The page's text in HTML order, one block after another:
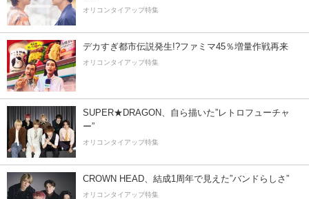
オリコンタイアップ特集
デカすぎ都市伝説発生!?ファミマ45％増量作戦再来
オリコンタイアップ特集
SUPER★DRAGON、自ら描いた”レトロフューチャ
ー”
オリコンタイアップ特集
CROWN HEAD、結成1周年で見えた”バンドらしさ”
オリコンタイアップ特集